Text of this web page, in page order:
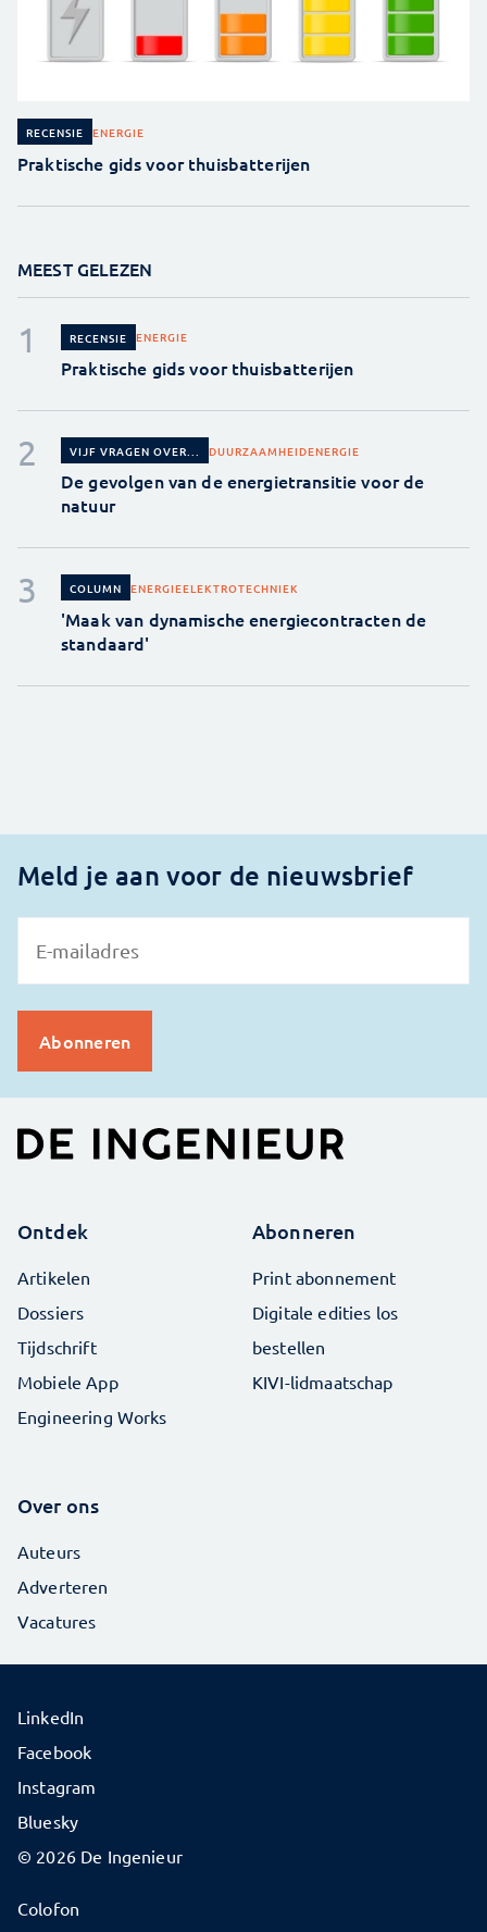
RECENSIE ENERGIE
Praktische gids voor thuisbatterijen
MEEST GELEZEN
RECENSIE ENERGIE
Praktische gids voor thuisbatterijen
VIJF VRAGEN OVER... DUURZAAMHEIDENERGIE
De gevolgen van de energietransitie voor de
natuur
COLUMN ENERGIEELEKTROTECHNIEK
'Maak van dynamische energiecontracten de
standaard'
Meld je aan voor de nieuwsbrief
Ontdek
Artikelen
Dossiers
Tijdschrift
Mobiele App
Engineering Works
Abonneren
Print abonnement
Digitale edities los
bestellen
KIVI-lidmaatschap
Over ons
Auteurs
Adverteren
Vacatures
© 2026 De Ingenieur
Colofon
LinkedIn
Facebook
Instagram
Bluesky